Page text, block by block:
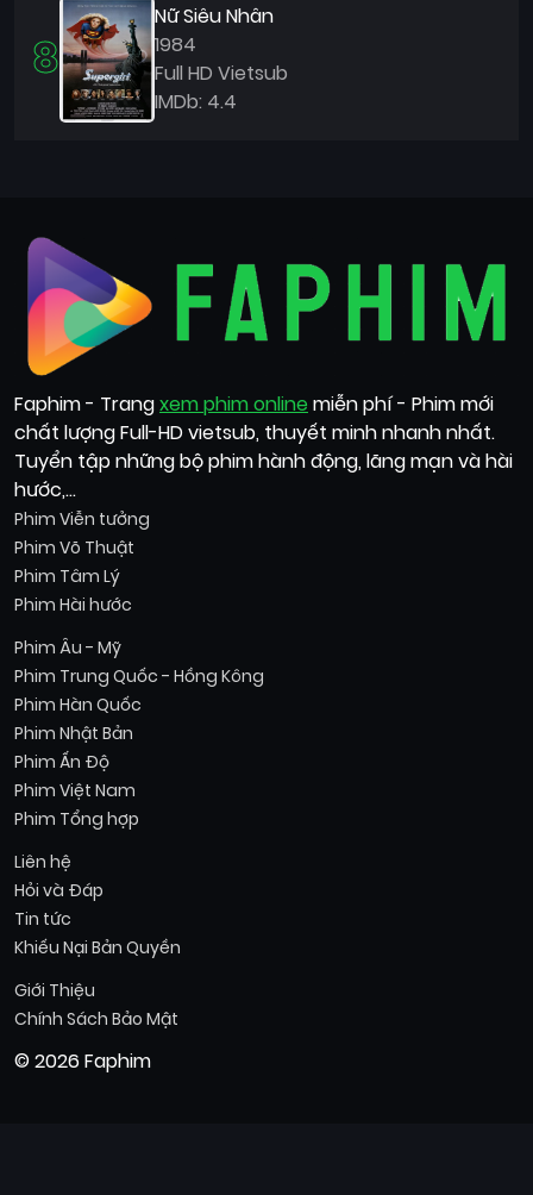
8
Nữ Siêu Nhân
1984
Full HD Vietsub
IMDb: 4.4
Faphim - Trangxem phim online miễn phí - Phim mới
chất lượng Full-HD vietsub, thuyết minh nhanh nhất.
Tuyển tập những bộ phim hành động, lãng mạn và hài
hước,...
Phim Viễn tưởng
Phim Võ Thuật
Phim Tâm Lý
Phim Hài hước
Phim Âu - Mỹ
Phim Trung Quốc - Hồng Kông
Phim Hàn Quốc
Phim Nhật Bản
Phim Ấn Độ
Phim Việt Nam
Phim Tổng hợp
Liên hệ
Hỏi và Đáp
Tin tức
Khiếu Nại Bản Quyền
Giới Thiệu
Chính Sách Bảo Mật
© 2026 Faphim